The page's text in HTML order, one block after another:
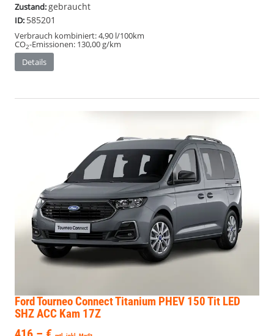
Zustand:gebraucht
ID: 585201
Verbrauch kombiniert:4,90 l/100km
CO2-Emissionen: 130,00 g/km
Details
Ford Tourneo ConnectTitanium PHEV 150 Tit LED
SHZ ACC Kam 17Z